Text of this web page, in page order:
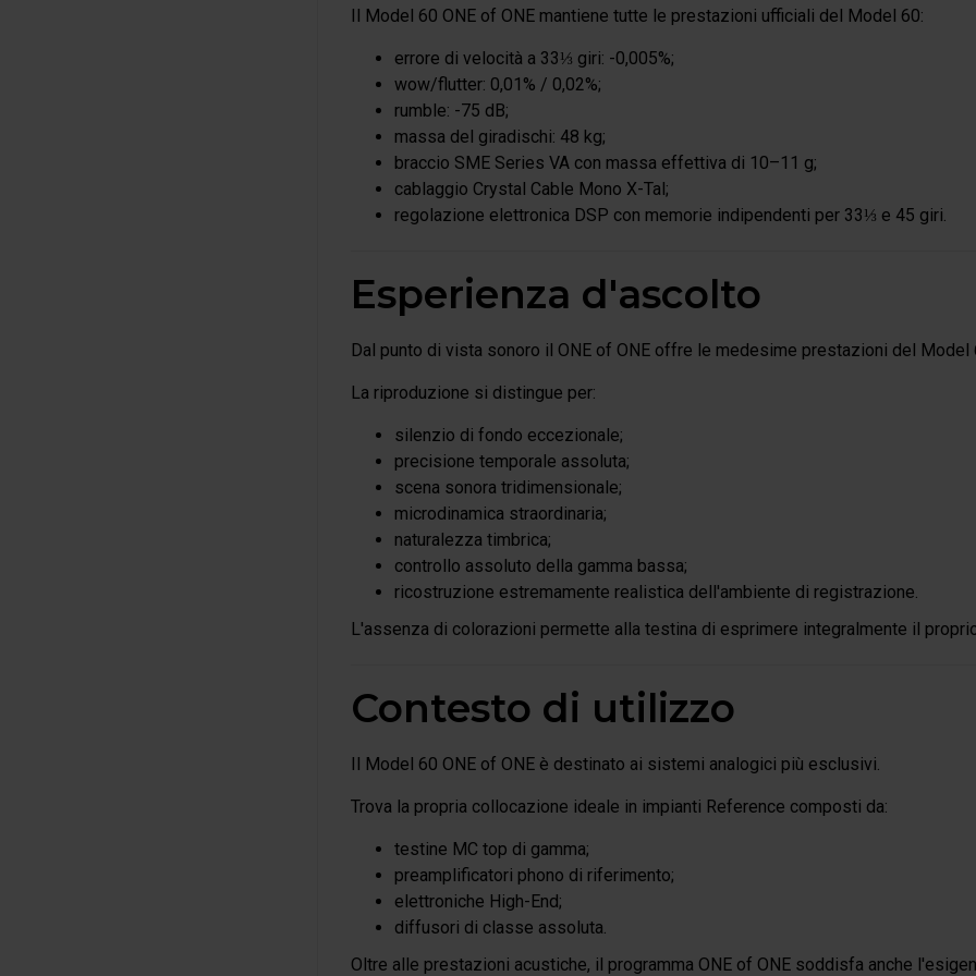
Il Model 60 ONE of ONE mantiene tutte le prestazioni ufficiali del Model 60:
errore di velocità a 33⅓ giri: -0,005%;
wow/flutter: 0,01% / 0,02%;
rumble: -75 dB;
massa del giradischi: 48 kg;
braccio SME Series VA con massa effettiva di 10–11 g;
cablaggio Crystal Cable Mono X-Tal;
regolazione elettronica DSP con memorie indipendenti per 33⅓ e 45 giri.
Esperienza d'ascolto
Dal punto di vista sonoro il ONE of ONE offre le medesime prestazioni del Model
La riproduzione si distingue per:
silenzio di fondo eccezionale;
precisione temporale assoluta;
scena sonora tridimensionale;
microdinamica straordinaria;
naturalezza timbrica;
controllo assoluto della gamma bassa;
ricostruzione estremamente realistica dell'ambiente di registrazione.
L'assenza di colorazioni permette alla testina di esprimere integralmente il
Contesto di utilizzo
Il Model 60 ONE of ONE è destinato ai sistemi analogici più esclusivi.
Trova la propria collocazione ideale in impianti Reference composti da:
testine MC top di gamma;
preamplificatori phono di riferimento;
elettroniche High-End;
diffusori di classe assoluta.
Oltre alle prestazioni acustiche, il programma ONE of ONE soddisfa anche